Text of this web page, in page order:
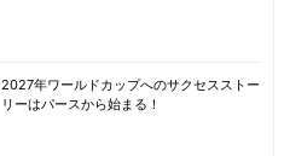
2027年ワールドカップへのサクセスストー
リーはパースから始まる！